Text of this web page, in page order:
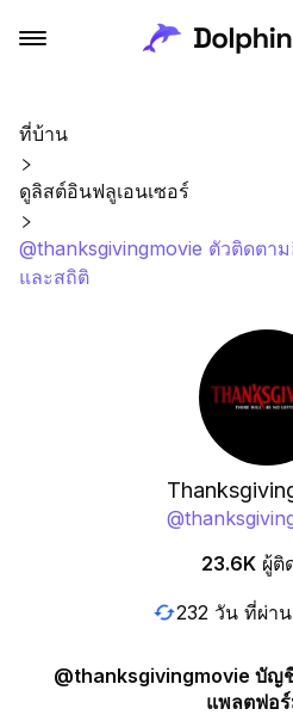
ที่บ้าน
ดูลิสต์อินฟลูเอนเซอร์
@thanksgivingmovie ตัวติดตา
และสถิติ
@
23.6K ผู้ติ
232 วัน ที่ผ่า
@thanksgivingmovie บัญ
แพลตฟอ